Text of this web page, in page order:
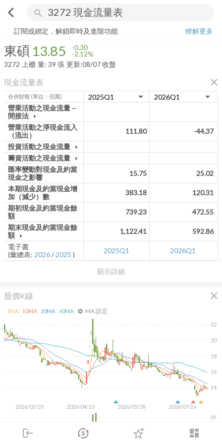
arrow_back_ios search
login dashboard
市場 登入
東碩 13.85-2.12%
訂閱或綁定，解鎖即時及進階功能
瞭解更多
東碩 13.85 -0.30
-2.12%
3272
上櫃 量: 39 張 更新:08/07 收盤
現金流量表 close
顯示詳細
合併財報 (單位：佰萬)
營業活動之現金流量－
間接法 arrow_drop_down
營業活動之淨現金流入
（流出）
111.80
-44.37
投資活動之現金流量 arrow_drop_down
籌資活動之現金流量 arrow_drop_down
匯率變動對現金及約當
現金之影響
15.75
25.02
本期現金及約當現金增
加（減少）數
383.18
120.31
期初現金及約當現金餘
額
739.23
472.55
期末現金及約當現金餘
額 arrow_drop_down
1,122.41
592.86
電子書
(彙總表: 2026/ 2025 ) 2025Q1 2026Q1
股價K線 close
2026/02/10 2026/04/10 2026/05/28 2026/07/16
14
16
18
20
22
1K
5MA: 10MA: 20MA: 60MA: settings MA 設定